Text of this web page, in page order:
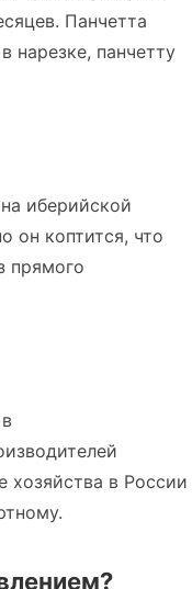
Панчетта
нарезке, панчетту
иберийской
он коптится, что
прямого
в России